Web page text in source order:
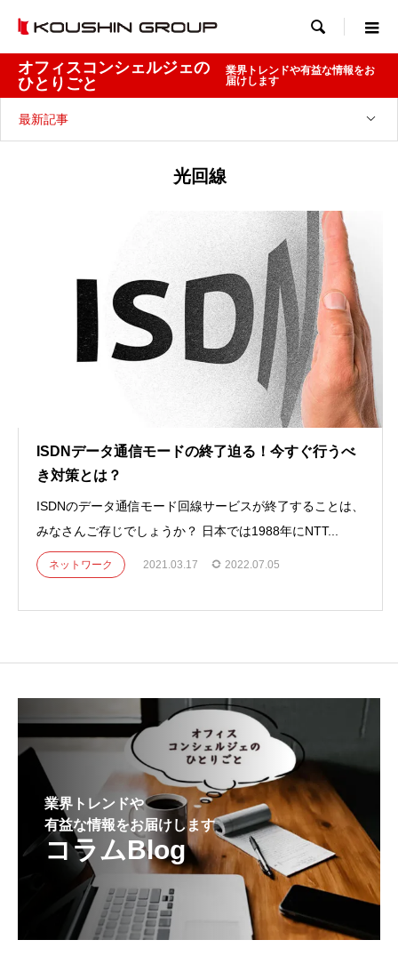

オフィスコンシェルジェの
ひとりごと
業界トレンドや有益な情報をお
届けします
最新記事
光回線
ISDNデータ通信モードの終了迫る！今すぐ行うべ
き対策とは？
ISDNのデータ通信モード回線サービスが終了することは、
みなさんご存じでしょうか？ 日本では1988年にNTT...
ネットワーク 2021.03.17 2022.07.05
業界トレンドや
有益な情報をお届けします
コラムBlog